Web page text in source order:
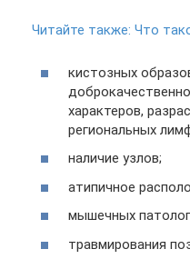
Читайте также: Что
кистозных
характеров,
региональных
наличие узлов;
атипичное
мышечных
травмирования